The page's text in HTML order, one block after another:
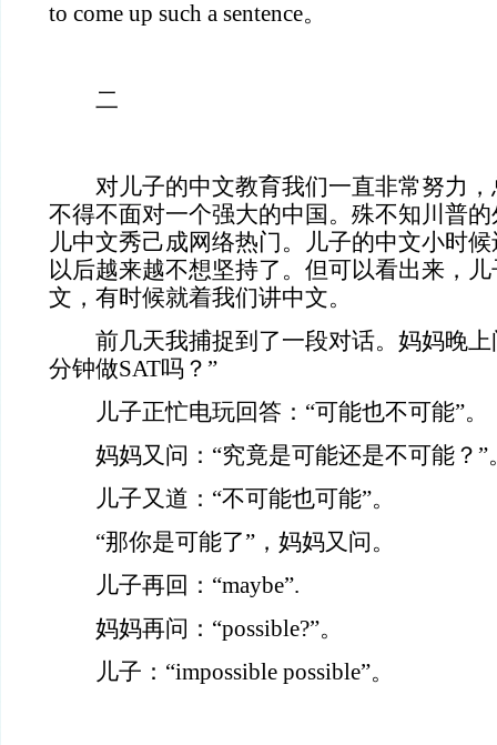
to come up such a sentence。
二
对儿子的中文教育我们一直非常努力，
不得不面对一个强大的中国。殊不知川普
儿中文秀己成网络热门。儿子的中文小时
以后越来越不想坚持了。但可以看出来，
文，有时候就着我们讲中文。
前几天我捕捉到了一段对话。妈妈晚上
分钟做SAT吗？”
儿子正忙电玩回答：“可能也不可能”。
妈妈又问：“究竟是可能还是不可能？”
儿子又道：“不可能也可能”。
“那你是可能了”，妈妈又问。
儿子再回：“maybe”.
妈妈再问：“possible?”。
儿子：“impossible possible”。